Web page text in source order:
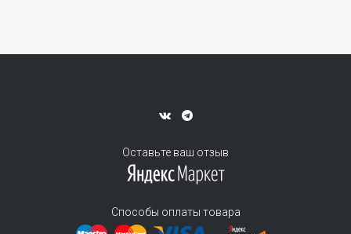
Оставьте ваш отзыв
Способы оплаты товара